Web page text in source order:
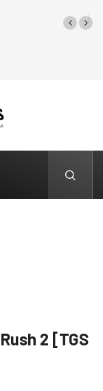
para
lo retro
2 [TGS